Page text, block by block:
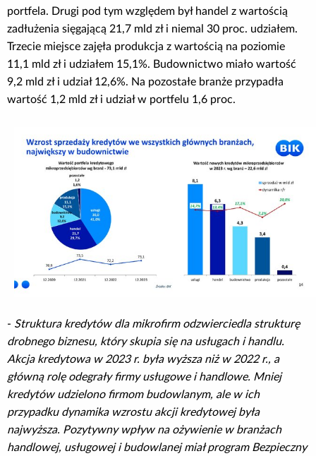
portfela. Drugi pod tym względem był handel z wartością
zadłużenia sięgającą 21,7 mld zł i niemal 30 proc. udziałem.
Trzecie miejsce zajęła produkcja z wartością na poziomie
11,1 mld zł i udziałem 15,1%. Budownictwo miało wartość
9,2 mld zł i udział 12,6%. Na pozostałe branże przypadła
wartość 1,2 mld zł i udział w portfelu 1,6 proc.
- Struktura kredytów dla mikrofirm odzwierciedla strukturę
drobnego biznesu, który skupia się na usługach i handlu.
Akcja kredytowa w 2023 r. była wyższa niż w 2022 r., a
główną rolę odegrały firmy usługowe i handlowe. Mniej
kredytów udzielono firmom budowlanym, ale w ich
przypadku dynamika wzrostu akcji kredytowej była
najwyższa. Pozytywny wpływ na ożywienie w branżach
handlowej, usługowej i budowlanej miał program Bezpieczny